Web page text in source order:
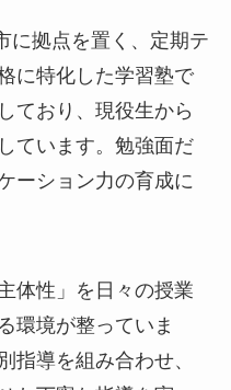
に拠点を置く、定期テ
に特化した学習塾で
ており、現役生から
ています。勉強面だ
ーション力の育成に
体性」を日々の授業
環境が整っていま
指導を組み合わせ、